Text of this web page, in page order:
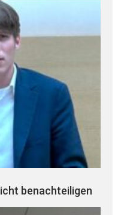
benachteiligen